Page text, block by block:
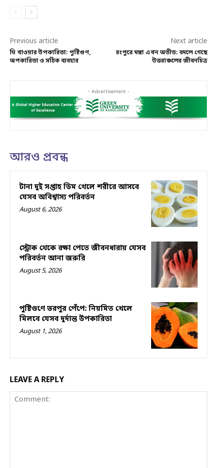
Previous article
ঘি খাওয়ার উপকারিতা: পুষ্টিগুণ,
অপকারিতা ও সঠিক ব্যবহার
Next article
রংপুরে মঙ্গা এখন অতীত: বদলে গেছে
উত্তরাঞ্চলের জীবনচিত্র
- Advertisement -
আরও প্রবন্ধ
টানা দুই সপ্তাহ ডিম খেলে শরীরে আসবে
যেসব অবিশ্বাস্য পরিবর্তন
August 6, 2026
স্ট্রোক থেকে রক্ষা পেতে জীবনধারায় যেসব
পরিবর্তন আনা জরুরি
August 5, 2026
পুষ্টিগুণে ভরপুর পেঁপে: নিয়মিত খেলে
মিলবে যেসব দুর্দান্ত উপকারিতা
August 1, 2026
LEAVE A REPLY